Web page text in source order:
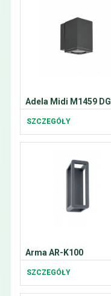
Adela Midi M1459 DG
SZCZEGÓŁY
Arma AR-K100
SZCZEGÓŁY